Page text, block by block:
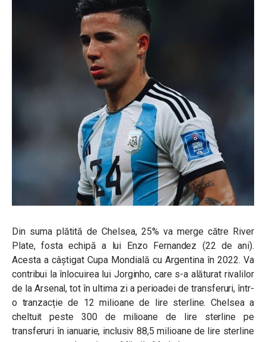
Din suma plătită de Chelsea, 25% va merge către River
Plate, fosta echipă a lui Enzo Fernandez (22 de ani).
Acesta a câștigat Cupa Mondială cu Argentina în 2022. Va
contribui la înlocuirea lui Jorginho, care s-a alăturat rivalilor
de la Arsenal, tot în ultima zi a perioadei de transferuri, într-
o tranzacție de 12 milioane de lire sterline. Chelsea a
cheltuit peste 300 de milioane de lire sterline pe
transferuri în ianuarie, inclusiv 88,5 milioane de lire sterline